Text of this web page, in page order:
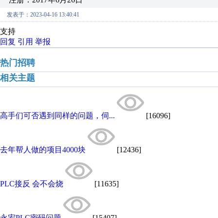
发表于：2023-04-16 13:40:41
支持
回复 引用 举报
热门招聘
相关主题
高手们可否遇到同样的问题，伺... [16096]
去年帮人做的项目4000块 [12436]
PLC接反 会不会烧 [11635]